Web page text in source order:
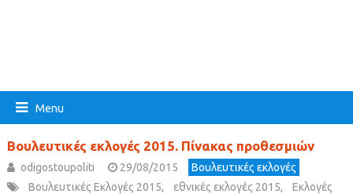
Menu
Βουλευτικές εκλογές 2015. Πίνακας προθεσμιών
odigostoupoliti 29/08/2015
Βουλευτικές εκλογές
Βουλευτικές Εκλογές 2015, εθνικές εκλογές 2015,
Εκλογές